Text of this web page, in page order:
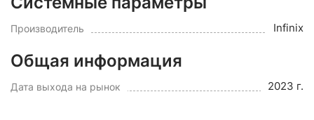
Производитель Infinix
Общая информация
Дата выхода на рынок 2023 г.